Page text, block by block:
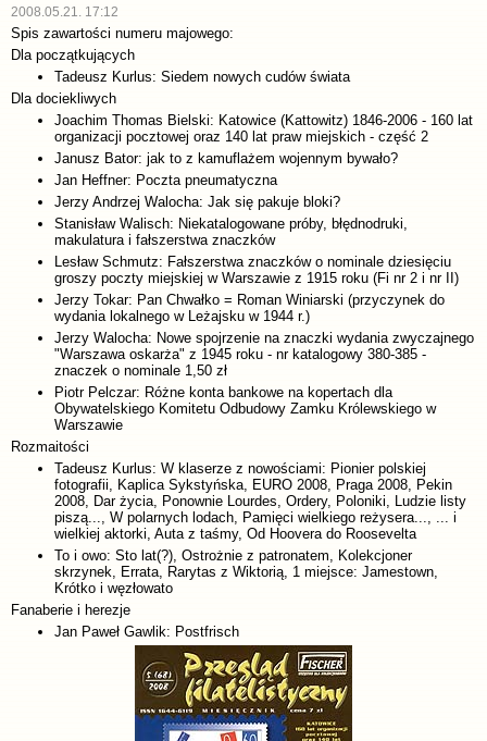
2008.05.21. 17:12
Spis zawartości numeru majowego:
Dla początkujących
Tadeusz Kurlus: Siedem nowych cudów świata
Dla dociekliwych
Joachim Thomas Bielski: Katowice (Kattowitz) 1846-2006 - 160 lat
organizacji pocztowej oraz 140 lat praw miejskich - część 2
Janusz Bator: jak to z kamuflażem wojennym bywało?
Jan Heffner: Poczta pneumatyczna
Jerzy Andrzej Walocha: Jak się pakuje bloki?
Stanisław Walisch: Niekatalogowane próby, błędnodruki,
makulatura i fałszerstwa znaczków
Lesław Schmutz: Fałszerstwa znaczków o nominale dziesięciu
groszy poczty miejskiej w Warszawie z 1915 roku (Fi nr 2 i nr II)
Jerzy Tokar: Pan Chwałko = Roman Winiarski (przyczynek do
wydania lokalnego w Leżajsku w 1944 r.)
Jerzy Walocha: Nowe spojrzenie na znaczki wydania zwyczajnego
"Warszawa oskarża" z 1945 roku - nr katalogowy 380-385 -
znaczek o nominale 1,50 zł
Piotr Pelczar: Różne konta bankowe na kopertach dla
Obywatelskiego Komitetu Odbudowy Zamku Królewskiego w
Warszawie
Rozmaitości
Tadeusz Kurlus: W klaserze z nowościami: Pionier polskiej
fotografii, Kaplica Sykstyńska, EURO 2008, Praga 2008, Pekin
2008, Dar życia, Ponownie Lourdes, Ordery, Poloniki, Ludzie listy
piszą..., W polarnych lodach, Pamięci wielkiego reżysera..., ... i
wielkiej aktorki, Auta z taśmy, Od Hoovera do Roosevelta
To i owo: Sto lat(?), Ostrożnie z patronatem, Kolekcjoner
skrzynek, Errata, Rarytas z Wiktorią, 1 miejsce: Jamestown,
Krótko i węzłowato
Fanaberie i herezje
Jan Paweł Gawlik: Postfrisch